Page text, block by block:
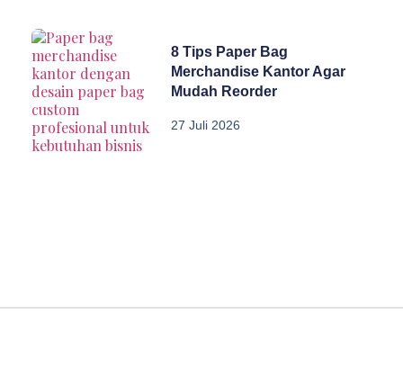
8 Tips Paper Bag
Merchandise Kantor Agar
Mudah Reorder
27 Juli 2026